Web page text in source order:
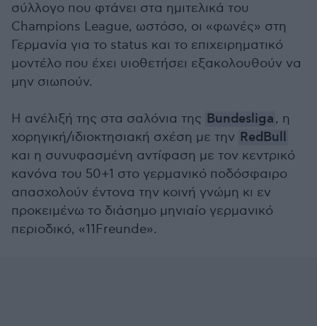
σύλλογο που φτάνει στα ημιτελικά του
Champions League, ωστόσο, οι «φωνές» στη
Γερμανία για το status και το επιχειρηματικό
μοντέλο που έχει υιοθετήσει εξακολουθούν να
μην σιωπούν.
Η ανέλιξή της στα σαλόνια της Bundesliga, η
χορηγική/ιδιοκτησιακή σχέση με την RedBull
και η συνυφασμένη αντίφαση με τον κεντρικό
κανόνα του 50+1 στο γερμανικό ποδόσφαιρο
απασχολούν έντονα την κοινή γνώμη κι εν
προκειμένω το διάσημο μηνιαίο γερμανικό
περιοδικό, «11Freunde».